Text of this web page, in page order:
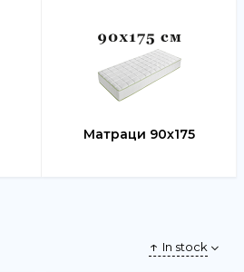
Матраци 90х175
In stock